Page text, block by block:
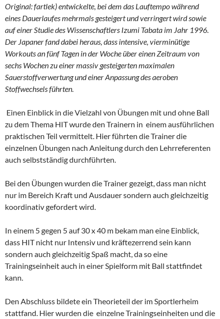
Original: fartlek) entwickelte, bei dem das Lauftempo während
eines Dauerlaufes mehrmals gesteigert und verringert wird sowie
auf einer Studie des Wissenschaftlers Izumi Tabata im Jahr 1996.
Der Japaner fand dabei heraus, dass intensive, vierminütige
Workouts an fünf Tagen in der Woche über einen Zeitraum von
sechs Wochen zu einer massiv gesteigerten maximalen
Sauerstoffverwertung und einer Anpassung des aeroben
Stoffwechsels führten.
Einen Einblick in die Vielzahl von Übungen mit und ohne Ball
zu dem Thema HIT wurde den Trainern in einem ausführlichen
praktischen Teil vermittelt. Hier führten die Trainer die
einzelnen Übungen nach Anleitung durch den Lehrreferenten
auch selbstständig durchführten.
Bei den Übungen wurden die Trainer gezeigt, dass man nicht
nur im Bereich Kraft und Ausdauer sondern auch gleichzeitig
koordinativ gefordert wird.
In einem 5 gegen 5 auf 30 x 40 m bekam man eine Einblick,
dass HIT nicht nur Intensiv und kräftezerrend sein kann
sondern auch gleichzeitig Spaß macht, da so eine
Trainingseinheit auch in einer Spielform mit Ball stattfindet
kann.
Den Abschluss bildete ein Theorieteil der im Sportlerheim
stattfand. Hier wurden die einzelne Trainingseinheiten und die